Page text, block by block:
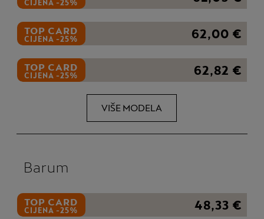
CIJENA -25%
TOP CARD
CIJENA -25% 62,00 €
TOP CARD
CIJENA -25% 62,82 €
VIŠE MODELA
Barum
TOP CARD
CIJENA -25% 48,33 €